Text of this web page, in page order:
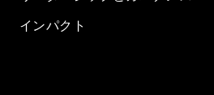
インパクト